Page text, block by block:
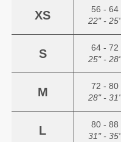
XS
56 - 64
22" -
S
64 - 72
25" -
M
72 - 80
28" -
L
80 - 88
31" -